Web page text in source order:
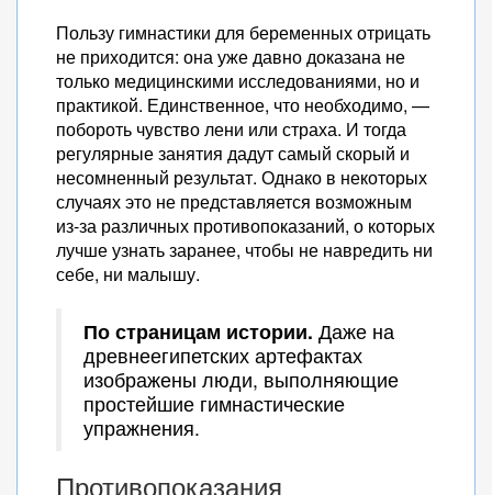
Пользу гимнастики для беременных отрицать
не приходится: она уже давно доказана не
только медицинскими исследованиями, но и
практикой. Единственное, что необходимо, —
побороть чувство лени или страха. И тогда
регулярные занятия дадут самый скорый и
несомненный результат. Однако в некоторых
случаях это не представляется возможным
из-за различных противопоказаний, о которых
лучше узнать заранее, чтобы не навредить ни
себе, ни малышу.
По страницам истории. Даже на
древнеегипетских артефактах
изображены люди, выполняющие
простейшие гимнастические
упражнения.
Противопоказания